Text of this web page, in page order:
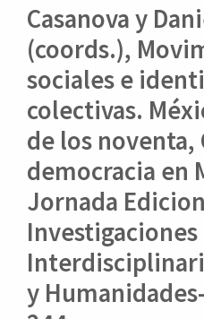
i
o
p
i
n
c
i
p
a
l
B
a
r
r
Casanova y
(coords.),
sociales e
colectivas.
de los noventa,
democracia en
Jornada
Investigaciones
y